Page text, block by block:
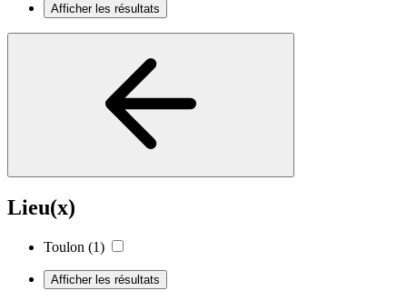
Afficher les résultats
Lieu(x)
Toulon (1)
Afficher les résultats